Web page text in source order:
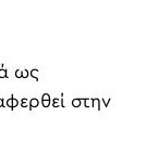
ως
στην